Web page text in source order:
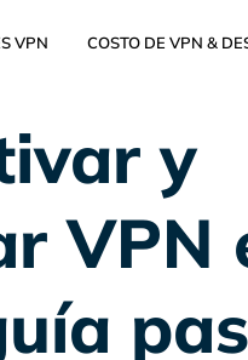
VPN COSTO DE VPN &
y
VPN